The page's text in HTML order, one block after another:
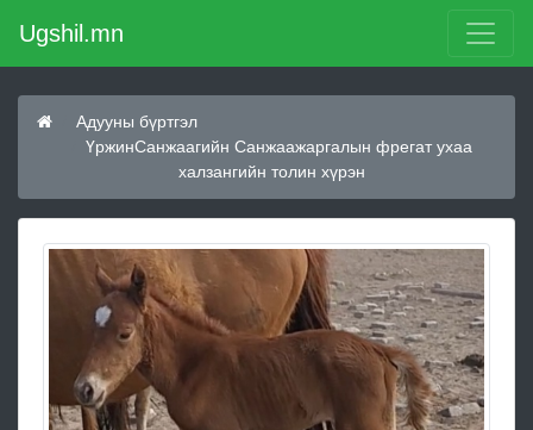
Ugshil.mn
Адууны бүртгэл
ҮржинСанжаагийн Санжаажаргалын фрегат ухаа
халзангийн толин хүрэн